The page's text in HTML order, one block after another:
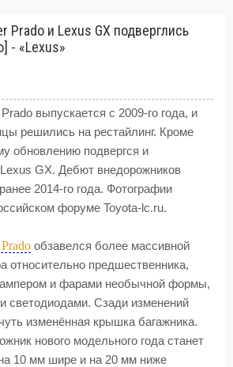
Prado и Lexus GX подверглись
- «Lexus»
выпускается с 2009-го года, и
решились на рестайлинг. Кроме
обновлению подвергся и
GX. Дебют внедорожников
2014-го года. Фотографии
форуме Toyota-lc.ru.
обзавелся более массивной
относительно предшественника,
и фарами необычной формы,
светодиодами. Сзади изменений
изменённая крышка багажника.
нового модельного года станет
10 мм шире и на 20 мм ниже